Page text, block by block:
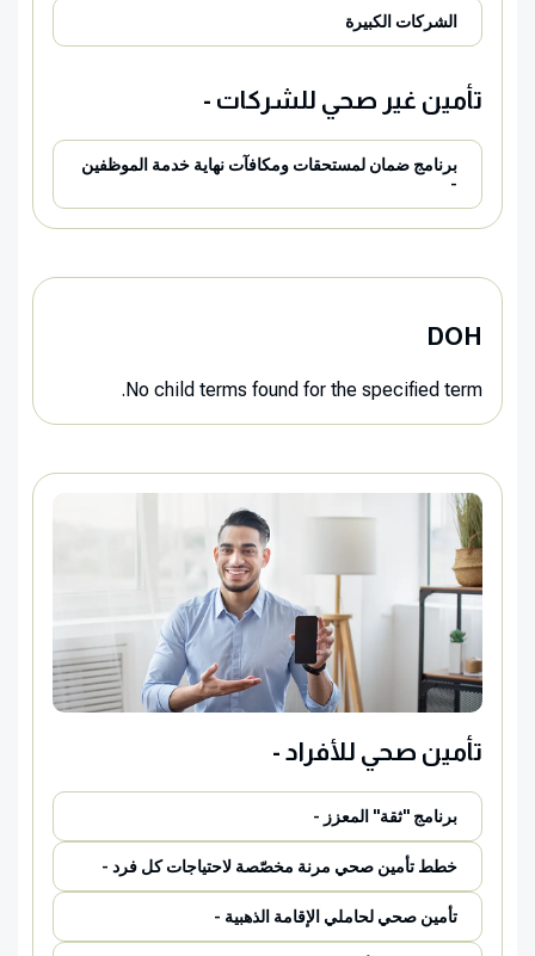
الشركات الكبيرة
تأمين غير صحي للشركات -
برنامج ضمان لمستحقات ومكافآت نهاية خدمة الموظفين
-
DOH
No child terms found for the specified term.
تأمين صحي للأفراد -
برنامج "ثقة" المعزز -
خطط تأمين صحي مرنة مخصّصة لاحتياجات كل فرد -
تأمين صحي لحاملي الإقامة الذهبية -